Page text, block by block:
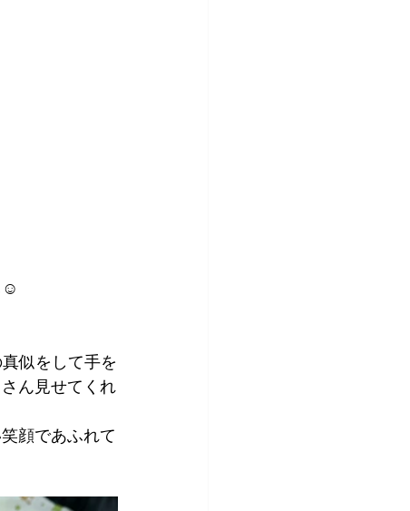
☺
似をして手を
ん見せてくれ
顔であふれて